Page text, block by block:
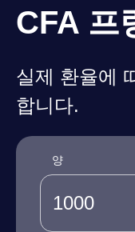
CFA 프
실제 환율에
합니다.
양